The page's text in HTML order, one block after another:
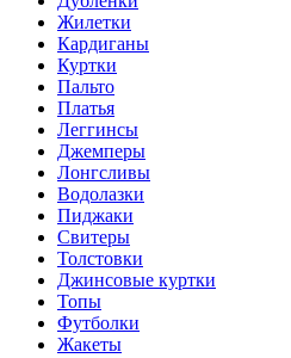
Жилетки
Кардиганы
Куртки
Пальто
Платья
Леггинсы
Джемперы
Лонгсливы
Водолазки
Пиджаки
Свитеры
Толстовки
Джинсовые куртки
Топы
Футболки
Жакеты